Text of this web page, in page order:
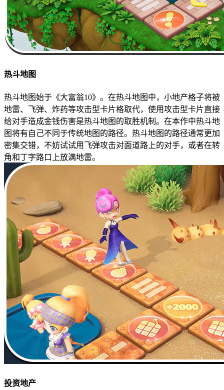
热斗地图
热斗地图始于《大富翁10》。在热斗地图中，小地产格子将被
地雷、飞弹、炸药等攻击型卡片格取代，使用攻击型卡片直接
给对手造成金钱伤害是热斗地图的取胜机制。在本作中热斗地
图将有自己不同于传统地图的路径。热斗地图的路径通常更加
密集交错，不妨试试用飞弹攻击对面道路上的对手，或者在转
角和丁字路口上放满地雷。
投资地产